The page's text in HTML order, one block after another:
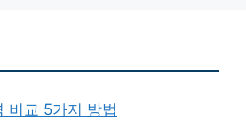
비교 5가지 방법